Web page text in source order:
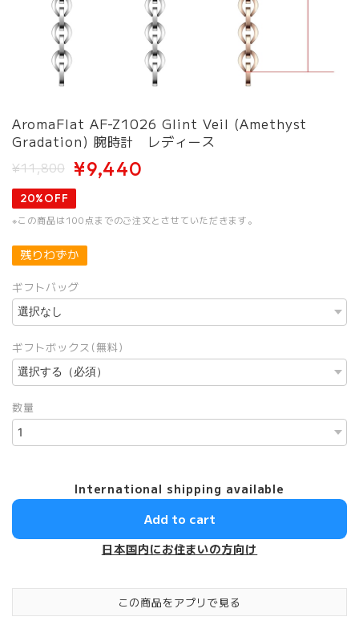
AromaFlat AF-Z1026 Glint Veil (Amethyst
Gradation) 腕時計 レディース
¥11,800 ¥9,440
20%OFF
※この商品は100点までのご注文とさせていただきます。
残りわずか
ギフトバッグ
ギフトボックス(無料)
数量
International shipping available
Add to cart
日本国内にお住まいの方向け
この商品をアプリで見る